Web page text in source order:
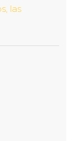
las